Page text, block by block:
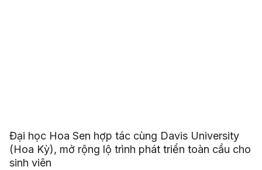
Đại học Hoa Sen hợp tác cùng Davis University
(Hoa Kỳ), mở rộng lộ trình phát triển toàn cầu cho
sinh viên